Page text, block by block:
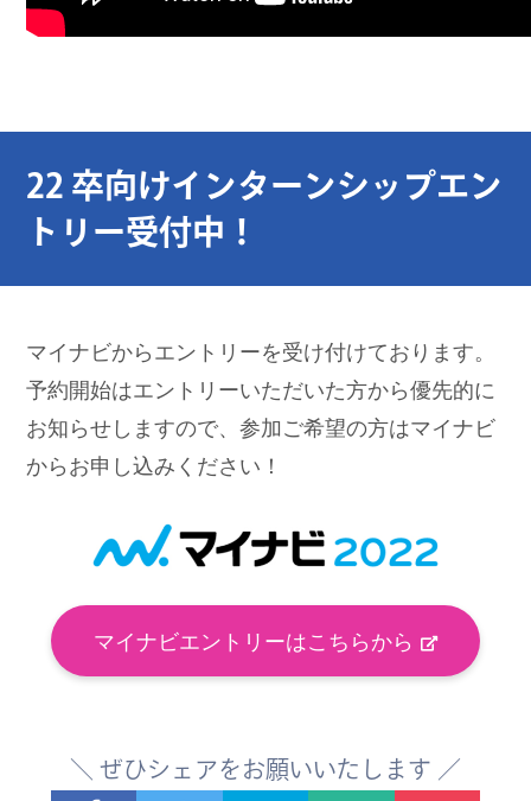
22 卒向けインターンシップエン
トリー受付中！
マイナビからエントリーを受け付けております。
予約開始はエントリーいただいた方から優先的に
お知らせしますので、参加ご希望の方はマイナビ
からお申し込みください！
マイナビエントリーはこちらから
＼ ぜひシェアをお願いいたします ／